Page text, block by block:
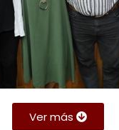
Ver más